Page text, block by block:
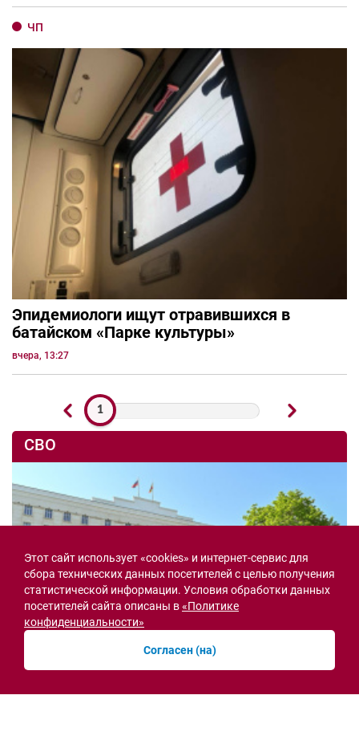
ЧП
Эпидемиологи ищут отравившихся в
батайском «Парке культуры»
вчера, 13:27
1
СВО
Этот сайт использует «cookies» и интернет-сервис для
сбора технических данных посетителей с целью получения
статистической информации. Условия обработки данных
посетителей сайта описаны в«Политике
конфиденциальности»
Согласен (на)